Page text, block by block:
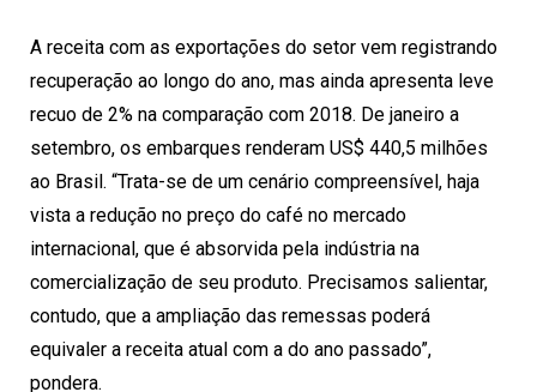
A receita com as exportações do setor vem registrando
recuperação ao longo do ano, mas ainda apresenta leve
recuo de 2% na comparação com 2018. De janeiro a
setembro, os embarques renderam US$ 440,5 milhões
ao Brasil. “Trata-se de um cenário compreensível, haja
vista a redução no preço do café no mercado
internacional, que é absorvida pela indústria na
comercialização de seu produto. Precisamos salientar,
contudo, que a ampliação das remessas poderá
equivaler a receita atual com a do ano passado”,
pondera.